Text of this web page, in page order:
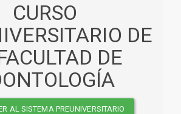
CURSO
DE
DE
AL SISTEMA PREUNIVERSITARIO